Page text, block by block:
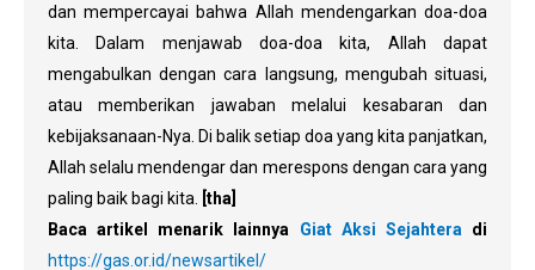
dan mempercayai bahwa Allah mendengarkan doa-doa
kita. Dalam menjawab doa-doa kita, Allah dapat
mengabulkan dengan cara langsung, mengubah situasi,
atau memberikan jawaban melalui kesabaran dan
kebijaksanaan-Nya. Di balik setiap doa yang kita panjatkan,
Allah selalu mendengar dan merespons dengan cara yang
paling baik bagi kita.
[tha]
Baca artikel menarik lainnya Giat Aksi Sejahtera di
https://gas.or.id/newsartikel/